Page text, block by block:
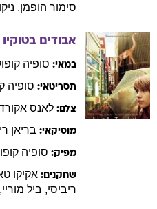
סימור הופמן,
אבודים בטוקיו
במאי: סופיה
תסריטאי: סופיה
צלם: לאנס
מוסיקאי: בריאן
מפיק: סופיה
שחקנים: אקיקו
ריביסי, ביל מוריי,